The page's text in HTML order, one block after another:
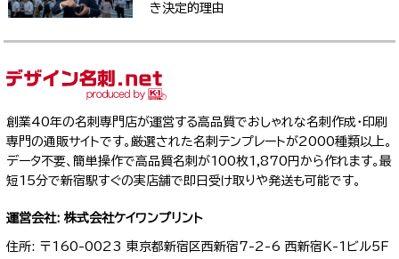
き決定的理由
創業40年の名刺専門店が運営する高品質でおしゃれな名刺作成・印刷
専門の通販サイトです。厳選された名刺テンプレートが2000種類以上。
データ不要、簡単操作で高品質名刺が100枚1,870円から作れます。最
短15分で新宿駅すぐの実店舗で即日受け取りや発送も可能です。
運営会社: 株式会社ケイワンプリント
住所: 〒160-0023 東京都新宿区西新宿7-2-6 西新宿K-1ビル5F